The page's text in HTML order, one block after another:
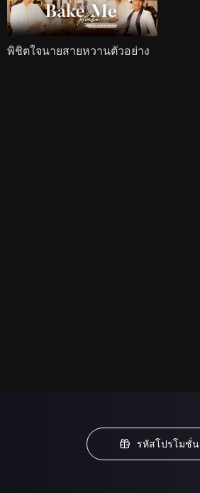
พิชิตใจนายสายหวานตัวอย่าง
รหัสโปรโมชั่น